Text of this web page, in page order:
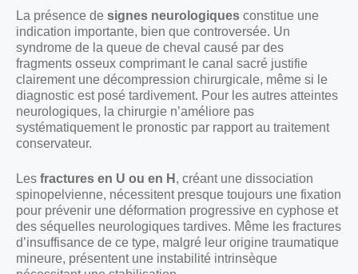
La présence de signes neurologiques constitue une
indication importante, bien que controversée. Un
syndrome de la queue de cheval causé par des
fragments osseux comprimant le canal sacré justifie
clairement une décompression chirurgicale, même si le
diagnostic est posé tardivement. Pour les autres atteintes
neurologiques, la chirurgie n’améliore pas
systématiquement le pronostic par rapport au traitement
conservateur.
Les fractures en U ou en H , créant une dissociation
spinopelvienne, nécessitent presque toujours une fixation
pour prévenir une déformation progressive en cyphose et
des séquelles neurologiques tardives. Même les fractures
d’insuffisance de ce type, malgré leur origine traumatique
mineure, présentent une instabilité intrinsèque